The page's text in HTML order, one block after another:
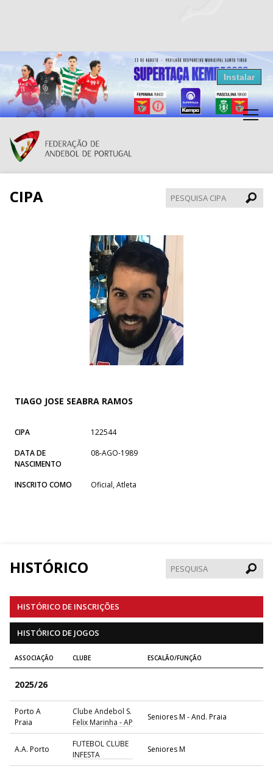
Resultados Andebol
Federação de Andebol de Portugal
Grátis - Disponivel na Play Store
Instalar
CIPA
CIPA
TIAGO JOSE SEABRA RAMOS
CIPA
122544
DATA DE
NASCIMENTO
08-AGO-1989
INSCRITO COMO Oficial, Atleta
HISTÓRICO
HISTÓRICO DE INSCRIÇÕES
HISTÓRICO DE JOGOS
ASSOCIAÇÃO CLUBE ESCALÃO/FUNÇÃO
2025/26
Porto A
Praia
Clube Andebol S.
Felix Marinha - AP
Seniores M - And. Praia
A.A. Porto
FUTEBOL CLUBE
INFESTA
Seniores M